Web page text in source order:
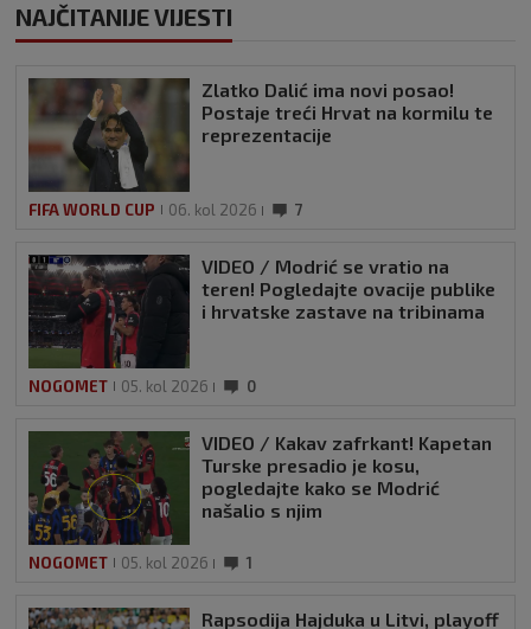
NAJČITANIJE VIJESTI
Zlatko Dalić ima novi posao!
Postaje treći Hrvat na kormilu te
reprezentacije
FIFA WORLD CUP 06. kol 2026 7
VIDEO / Modrić se vratio na
teren! Pogledajte ovacije publike
i hrvatske zastave na tribinama
NOGOMET 05. kol 2026 0
VIDEO / Kakav zafrkant! Kapetan
Turske presadio je kosu,
pogledajte kako se Modrić
našalio s njim
NOGOMET 05. kol 2026 1
Rapsodija Hajduka u Litvi, playoff